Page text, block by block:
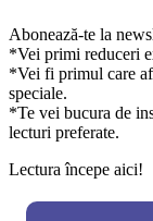
Abonează-te la
*Vei primi reduceri
*Vei fi primul care
speciale.
*Te vei bucura de
lecturi preferate.
Lectura începe aici!